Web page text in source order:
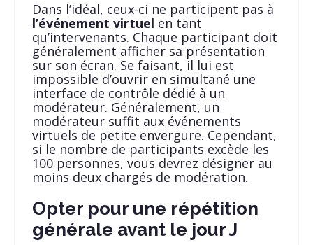
Dans l’idéal, ceux-ci ne participent pas à
l’événement virtuel en tant
qu’intervenants. Chaque participant doit
généralement afficher sa présentation
sur son écran. Se faisant, il lui est
impossible d’ouvrir en simultané une
interface de contrôle dédié à un
modérateur. Généralement, un
modérateur suffit aux événements
virtuels de petite envergure. Cependant,
si le nombre de participants excède les
100 personnes, vous devrez désigner au
moins deux chargés de modération.
Opter pour une répétition
générale avant le jour J